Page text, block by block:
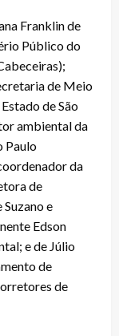
Franklin de
Público do
de Meio
de São
ambiental da
Paulo
da
de
e
Edson
e de Júlio
de
de